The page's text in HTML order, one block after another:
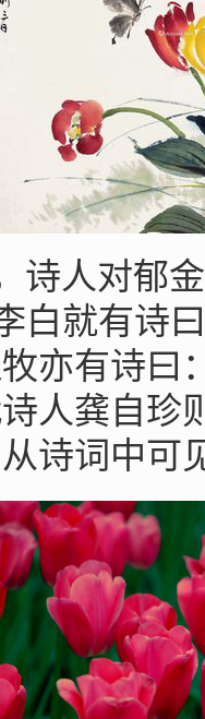
诗人对郁
白就有诗
亦有诗曰
人龚自珍
诗词中可